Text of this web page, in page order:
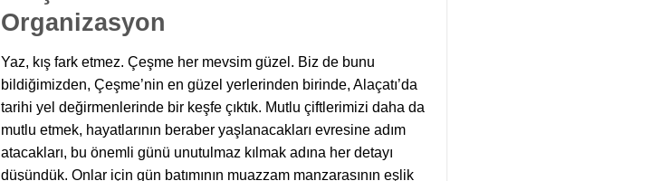
Organizasyon
Yaz, kış fark etmez. Çeşme her mevsim güzel. Biz de bunu
bildiğimizden, Çeşme’nin en güzel yerlerinden birinde, Alaçatı’da
tarihi yel değirmenlerinde bir keşfe çıktık. Mutlu çiftlerimizi daha da
mutlu etmek, hayatlarının beraber yaşlanacakları evresine adım
atacakları, bu önemli günü unutulmaz kılmak adına her detayı
düşündük. Onlar için gün batımının muazzam manzarasının eşlik